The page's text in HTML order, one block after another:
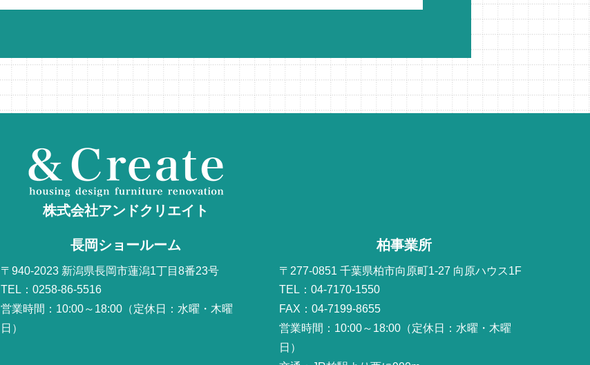
株式会社アンドクリエイト
長岡ショールーム
〒940-2023 新潟県長岡市蓮潟1丁目8番23号
TEL：0258-86-5516
営業時間：10:00～18:00（定休日：水曜・木曜
日）
柏事業所
〒277-0851 千葉県柏市向原町1-27 向原ハウス1F
TEL：04-7170-1550
FAX：04-7199-8655
営業時間：10:00～18:00（定休日：水曜・木曜
日）